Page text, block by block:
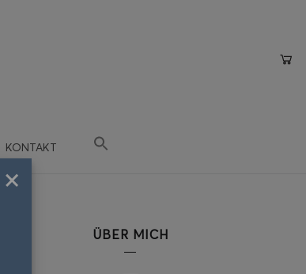
KONTAKT
ÜBER MICH
×